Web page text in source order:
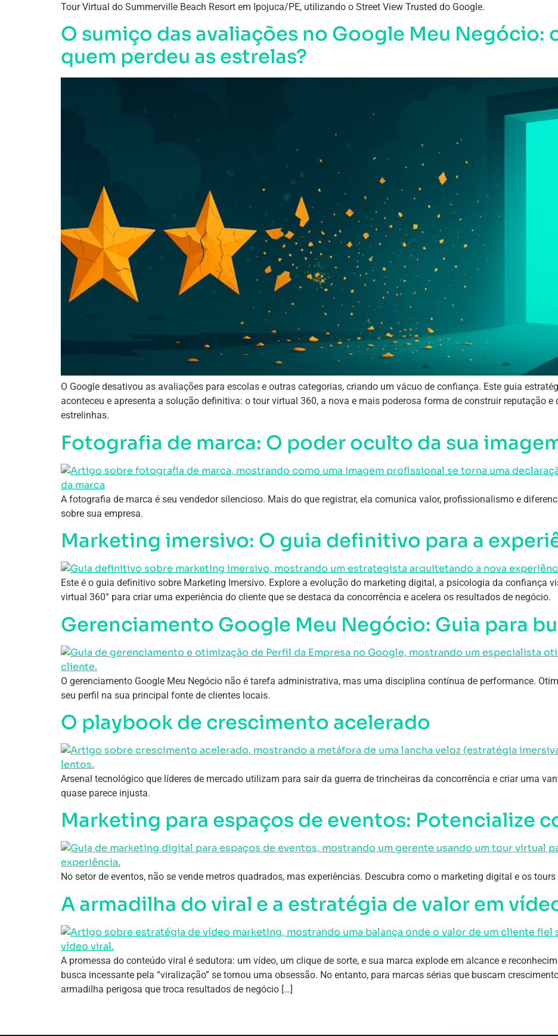
Tour Virtual do Summerville Beach Resort em Ipojuca/PE, utilizando o Street View Trusted do Google.
O sumiço das avaliações no Google Meu Negócio:
quem perdeu as estrelas?
O Google desativou as avaliações para escolas e outras categorias, criando um vácuo de confiança. Este guia
aconteceu e apresenta a solução definitiva: o tour virtual 360, a nova e mais poderosa forma de construir reputação
estrelinhas.
Fotografia de marca: O poder oculto da sua
A fotografia de marca é seu vendedor silencioso. Mais do que registrar, ela comunica valor, profissionalismo e
sobre sua empresa.
Marketing imersivo: O guia definitivo para a
Este é o guia definitivo sobre Marketing Imersivo. Explore a evolução do marketing digital, a psicologia da confiança
virtual 360° para criar uma experiência do cliente que se destaca da concorrência e acelera os resultados de negócio.
Gerenciamento Google Meu Negócio: Guia para
O gerenciamento Google Meu Negócio não é tarefa administrativa, mas uma disciplina contínua de performance.
seu perfil na sua principal fonte de clientes locais.
O playbook de crescimento acelerado
Arsenal tecnológico que líderes de mercado utilizam para sair da guerra de trincheiras da concorrência e criar uma
quase parece injusta.
Marketing para espaços de eventos: Potencialize
No setor de eventos, não se vende metros quadrados, mas experiências. Descubra como o marketing digital e os
A armadilha do viral e a estratégia de valor em
A promessa do conteúdo viral é sedutora: um vídeo, um clique de sorte, e sua marca explode em alcance e
busca incessante pela “viralização” se tornou uma obsessão. No entanto, para marcas sérias que buscam
armadilha perigosa que troca resultados de negócio […]